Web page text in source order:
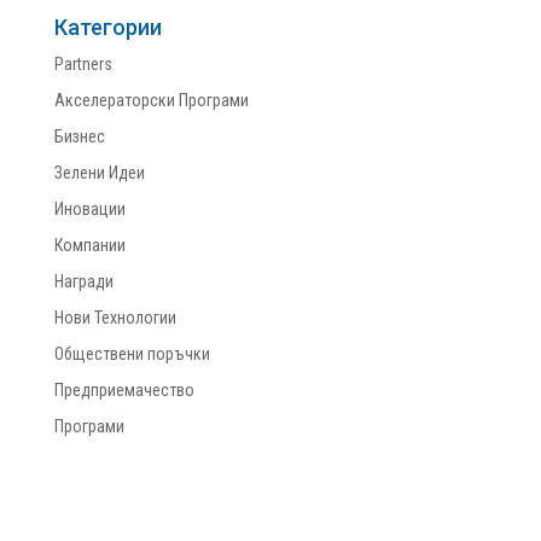
Категории
Partners
Акселераторски Програми
Бизнес
Зелени Идеи
Иновации
Компании
Награди
Нови Технологии
Обществени поръчки
Предприемачество
Програми